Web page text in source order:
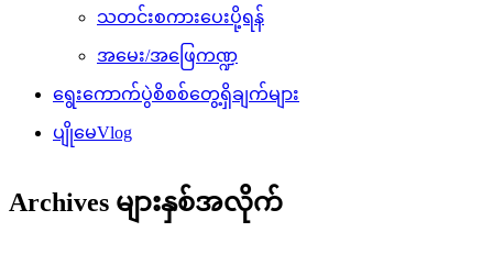
သတင်းစကားပေးပို့ရန်
အမေး/အဖြေကဏ္ဍ
ရွေးကောက်ပွဲစိစစ်တွေ့ရှိချက်များ
ပျိုမေVlog
Archives များနှစ်အလိုက်